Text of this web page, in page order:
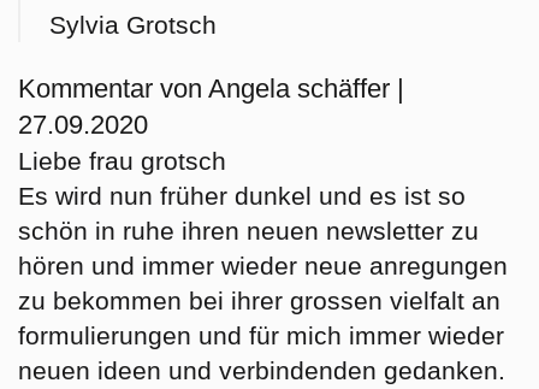
Sylvia Grotsch
Kommentar von Angela schäffer |
27.09.2020
Liebe frau grotsch
Es wird nun früher dunkel und es ist so
schön in ruhe ihren neuen newsletter zu
hören und immer wieder neue anregungen
zu bekommen bei ihrer grossen vielfalt an
formulierungen und für mich immer wieder
neuen ideen und verbindenden gedanken.